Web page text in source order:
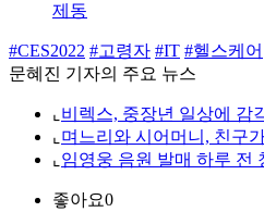
제동
#CES2022 #고령자 #IT #헬스케어
문혜진 기자의 주요 뉴스
⌞ 비렉스, 중장년 일상에 감
⌞ 며느리와 시어머니, 친구
⌞ 임영웅 음원 발매 하루 전
좋아요0